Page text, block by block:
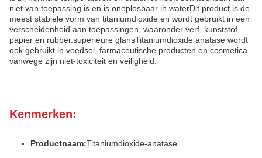
niet van toepassing is en is onoplosbaar in waterDit product is de
meest stabiele vorm van titaniumdioxide en wordt gebruikt in een
verscheidenheid aan toepassingen, waaronder verf, kunststof,
papier en rubber.superieure glansTitaniumdioxide anatase wordt
ook gebruikt in voedsel, farmaceutische producten en cosmetica
vanwege zijn niet-toxiciteit en veiligheid.
Kenmerken:
Productnaam:Titaniumdioxide-anatase